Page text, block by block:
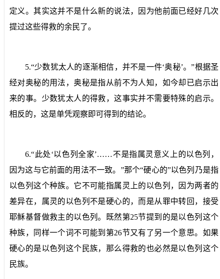
定义。其实这并不是什么新的说法，因为他前面已经好几次
提过这些得救的余民了。
5.“少数犹太人的逐渐相信，并不是一件‘奥秘’。”根据圣
经对奥秘的用法，奥秘是指从前不为人知，如今却已启示出
来的事。少数犹太人的得救，这事实并不需要特殊的启示。
相反的，这是单凭观察即可得到的结论。
6.“此处‘以色列全家’……不是指属灵意义上的以色列，
因为这与它前面的用法不一致。”那个“硬心的”以色列乃是指
以色列这个种族。它不可能指属灵上的以色列，因为两者的
差异在，属灵的以色列不是硬心的，而是从罪中转回，接受
耶稣基督做救主的以色列。既然第25节提到的是以色列这个
种族，同样一个词不可能到第26节又有了另一个意思。如果
硬心的是以色列这个民族，那么得救的也必然是以色列这个
民族。